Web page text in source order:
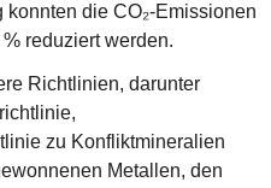
die CO₂-Emissionen
reduziert werden.
Richtlinien, darunter
zu Konfliktmineralien
Metallen, den